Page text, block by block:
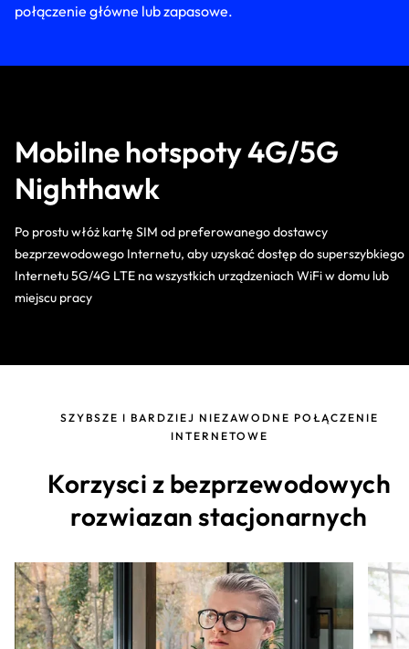
połączenie główne lub zapasowe.
Mobilne hotspoty 4G/5G
Nighthawk
Po prostu włóż kartę SIM od preferowanego dostawcy
bezprzewodowego Internetu, aby uzyskać dostęp do superszybkiego
Internetu 5G/4G LTE na wszystkich urządzeniach WiFi w domu lub
miejscu pracy
SZYBSZE I BARDZIEJ NIEZAWODNE POŁĄCZENIE
INTERNETOWE
Korzysci z bezprzewodowych
rozwiazan stacjonarnych